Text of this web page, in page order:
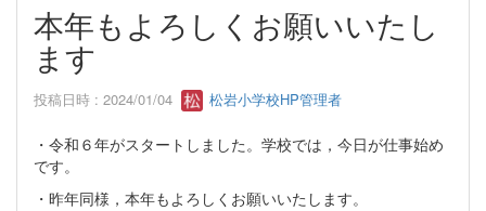
本年もよろしくお願いいたし
ます
投稿日時 : 2024/01/04 松岩小学校HP管理者
・令和６年がスタートしました。学校では，今日が仕事始め
です。
・昨年同様，本年もよろしくお願いいたします。